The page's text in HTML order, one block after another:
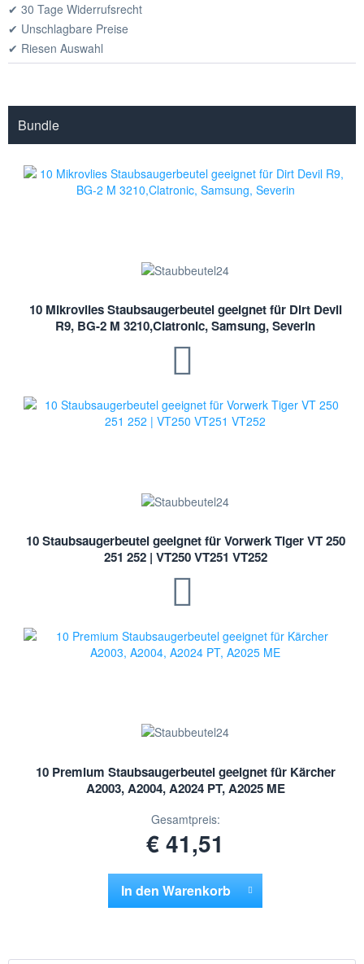
✔ 30 Tage Widerrufsrecht
✔ Unschlagbare Preise
✔ Riesen Auswahl
Bundle
10 Mikrovlies Staubsaugerbeutel geeignet für Dirt Devil
R9, BG-2 M 3210,Clatronic, Samsung, Severin
10 Staubsaugerbeutel geeignet für Vorwerk Tiger VT 250
251 252 | VT250 VT251 VT252
10 Premium Staubsaugerbeutel geeignet für Kärcher
A2003, A2004, A2024 PT, A2025 ME
Gesamtpreis:
€ 41,51
In den Warenkorb